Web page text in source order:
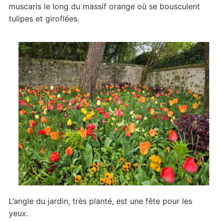
muscaris le long du massif orange où se bousculent
tulipes et giroflées.
L’angle du jardin, très planté, est une fête pour les
yeux.